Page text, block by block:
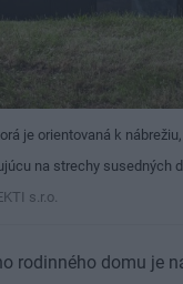
je orientovaná k
na strechy susedných
s.r.o.
rodinného domu je